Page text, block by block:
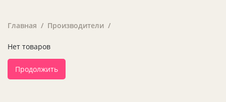
Главная Производители
Нет товаров
Продолжить